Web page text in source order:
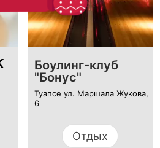
Боулинг-клуб
"Бонус"
Туапсе ул. Маршала Жукова,
6
Отдых